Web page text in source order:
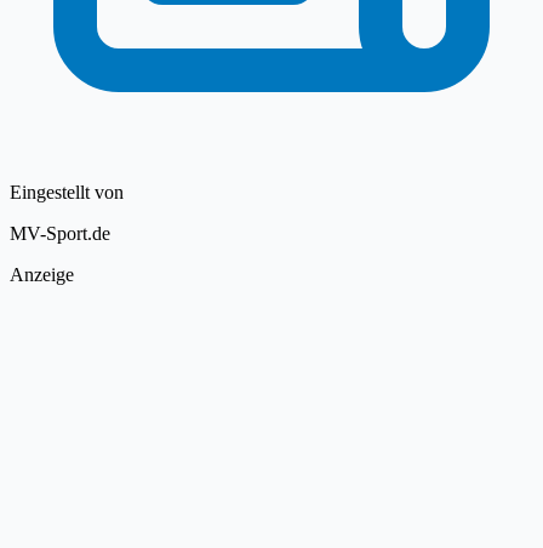
Eingestellt von
MV-Sport.de
Anzeige